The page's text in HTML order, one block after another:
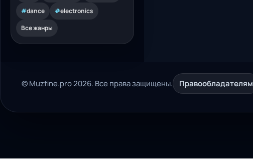
#dance #electronics
Все жанры
© Muzfine.pro 2026. Все права защищены. Правообладателям